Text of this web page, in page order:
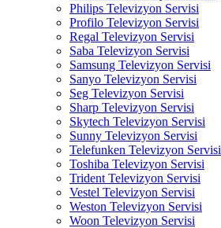
Philips Televizyon Servisi
Profilo Televizyon Servisi
Regal Televizyon Servisi
Saba Televizyon Servisi
Samsung Televizyon Servisi
Sanyo Televizyon Servisi
Seg Televizyon Servisi
Sharp Televizyon Servisi
Skytech Televizyon Servisi
Sunny Televizyon Servisi
Telefunken Televizyon Servisi
Toshiba Televizyon Servisi
Trident Televizyon Servisi
Vestel Televizyon Servisi
Weston Televizyon Servisi
Woon Televizyon Servisi